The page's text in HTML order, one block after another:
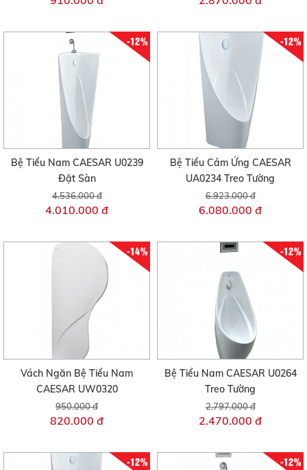
-12%
Bệ Tiểu Nam CAESAR U0239
Đặt Sàn
4.536.000 đ
4.010.000 đ
-12%
Bệ Tiểu Cảm Ứng CAESAR
UA0234 Treo Tường
6.923.000 đ
6.080.000 đ
-14%
Vách Ngăn Bệ Tiểu Nam
CAESAR UW0320
950.000 đ
820.000 đ
-12%
Bệ Tiểu Nam CAESAR U0264
Treo Tường
2.797.000 đ
2.470.000 đ
-12% -12%